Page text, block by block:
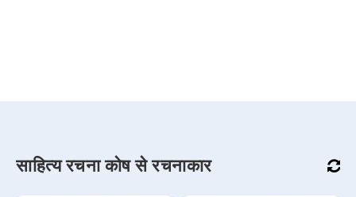
साहित्य रचना कोष से रचनाकार